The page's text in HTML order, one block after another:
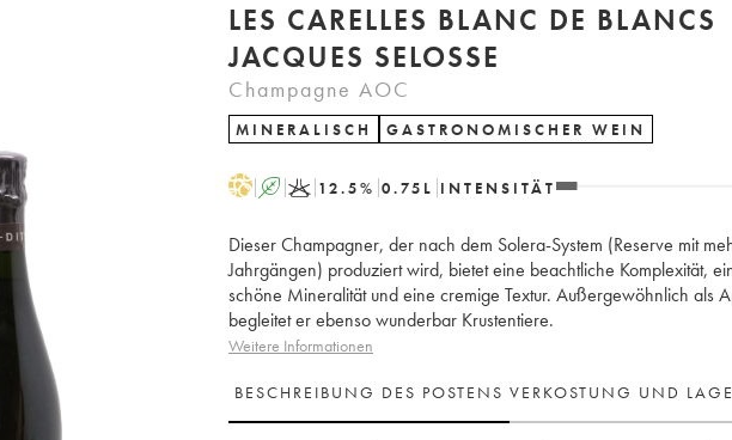
LES CARELLES BLANC DE BLANCS
JACQUES SELOSSE
Champagne AOC
MINERALISCH GASTRONOMISCHER WEIN
H A K 12.5% 0.75 L INTENSITÄT
Dieser Champagner, der nach dem Solera-System (Reserve mit
Jahrgängen) produziert wird, bietet eine beachtliche Komplexität,
schöne Mineralität und eine cremige Textur. Außergewöhnlich als
begleitet er ebenso wunderbar Krustentiere.
Weitere Informationen
BESCHREIBUNG DES POSTENS VERKOSTUNG UND